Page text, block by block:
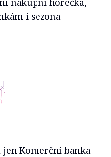
nákupní horečka,
i sezona
Komerční banka